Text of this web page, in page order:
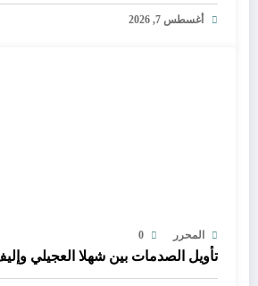
أغسطس 7, 2026
المحرر 0
تأويل الصدمات بين شهلا العجيلي